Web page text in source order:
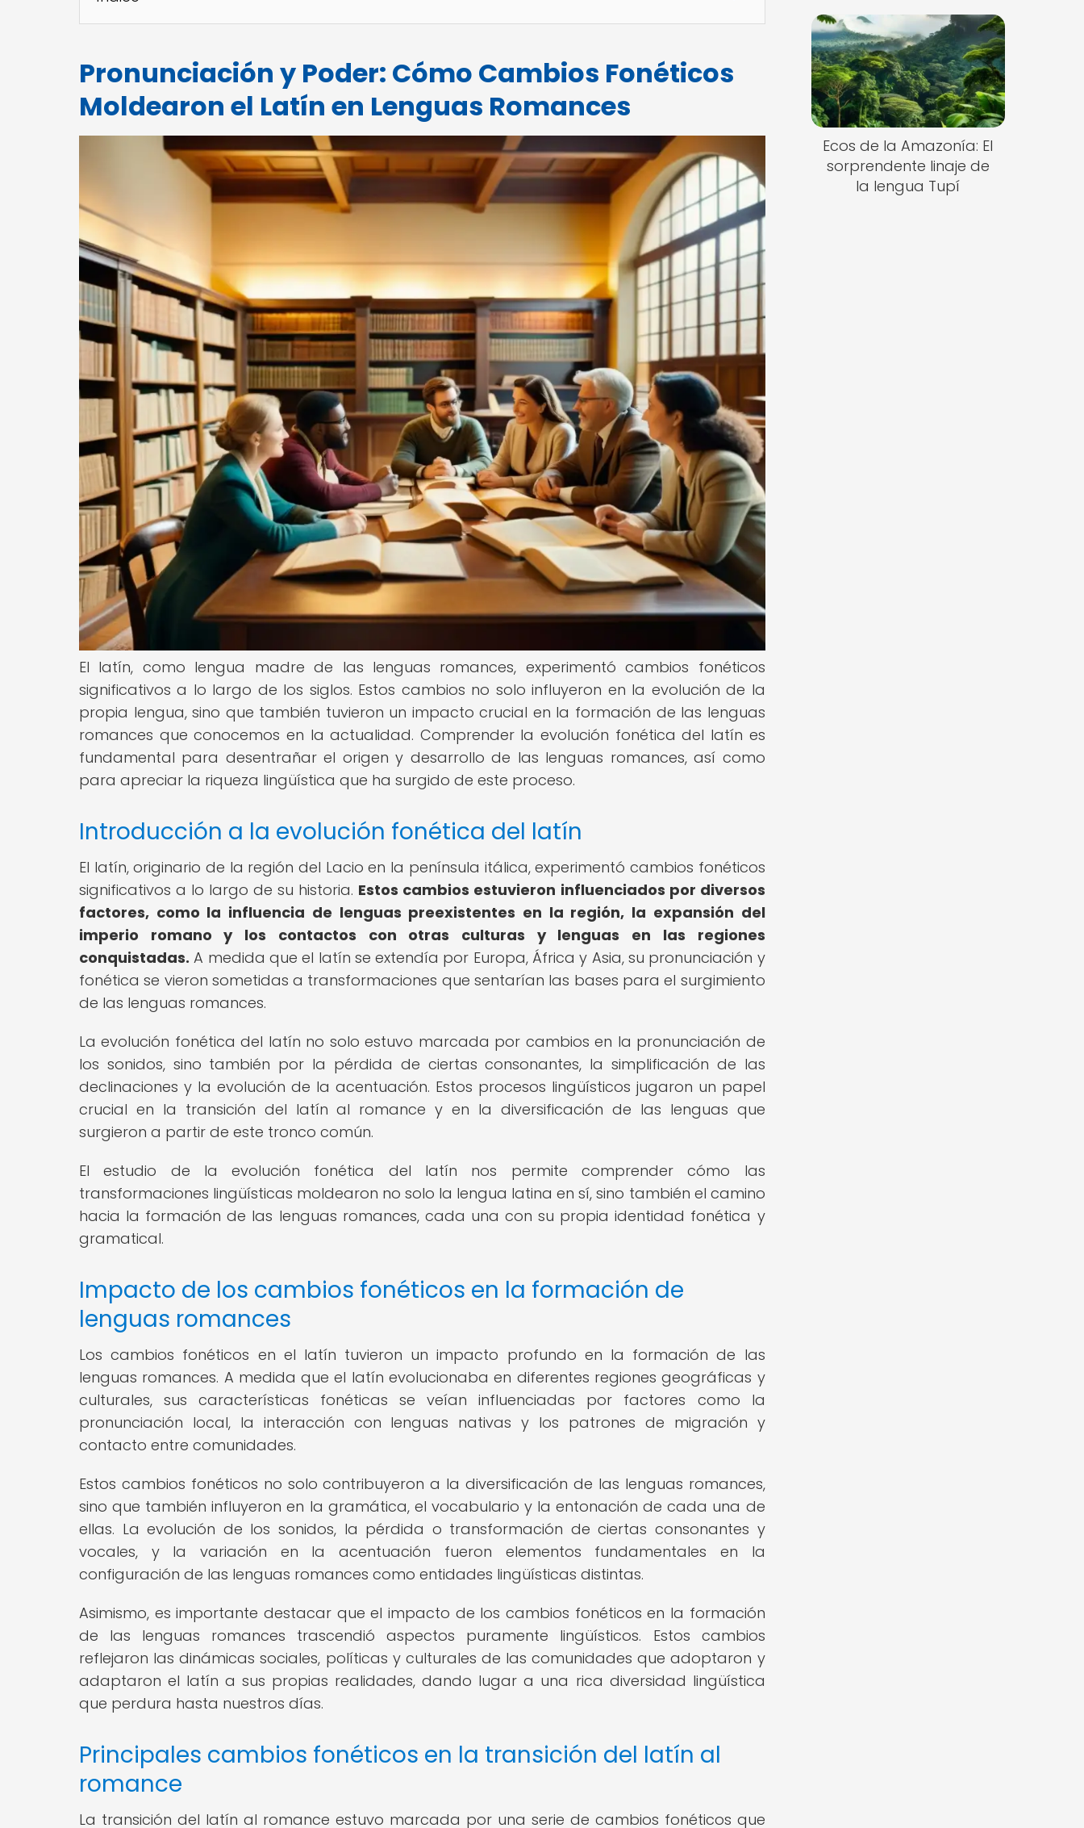
Pronunciación y Poder: Cómo Cambios Fonéticos
Moldearon el Latín en Lenguas Romances
El latín, como lengua madre de las lenguas romances, experimentó cambios fonéticos
significativos a lo largo de los siglos. Estos cambios no solo influyeron en la evolución de la
propia lengua, sino que también tuvieron un impacto crucial en la formación de las lenguas
romances que conocemos en la actualidad. Comprender la evolución fonética del latín es
fundamental para desentrañar el origen y desarrollo de las lenguas romances, así como
para apreciar la riqueza lingüística que ha surgido de este proceso.
Introducción a la evolución fonética del latín
El latín, originario de la región del Lacio en la península itálica, experimentó cambios fonéticos
significativos a lo largo de su historia. Estos cambios estuvieron influenciados por diversos
factores, como la influencia de lenguas preexistentes en la región, la expansión del
imperio romano y los contactos con otras culturas y lenguas en las regiones
conquistadas. A medida que el latín se extendía por Europa, África y Asia, su pronunciación y
fonética se vieron sometidas a transformaciones que sentarían las bases para el surgimiento
de las lenguas romances.
La evolución fonética del latín no solo estuvo marcada por cambios en la pronunciación de
los sonidos, sino también por la pérdida de ciertas consonantes, la simplificación de las
declinaciones y la evolución de la acentuación. Estos procesos lingüísticos jugaron un papel
crucial en la transición del latín al romance y en la diversificación de las lenguas que
surgieron a partir de este tronco común.
El estudio de la evolución fonética del latín nos permite comprender cómo las
transformaciones lingüísticas moldearon no solo la lengua latina en sí, sino también el camino
hacia la formación de las lenguas romances, cada una con su propia identidad fonética y
gramatical.
Impacto de los cambios fonéticos en la formación de
lenguas romances
Los cambios fonéticos en el latín tuvieron un impacto profundo en la formación de las
lenguas romances. A medida que el latín evolucionaba en diferentes regiones geográficas y
culturales, sus características fonéticas se veían influenciadas por factores como la
pronunciación local, la interacción con lenguas nativas y los patrones de migración y
contacto entre comunidades.
Estos cambios fonéticos no solo contribuyeron a la diversificación de las lenguas romances,
sino que también influyeron en la gramática, el vocabulario y la entonación de cada una de
ellas. La evolución de los sonidos, la pérdida o transformación de ciertas consonantes y
vocales, y la variación en la acentuación fueron elementos fundamentales en la
configuración de las lenguas romances como entidades lingüísticas distintas.
Asimismo, es importante destacar que el impacto de los cambios fonéticos en la formación
de las lenguas romances trascendió aspectos puramente lingüísticos. Estos cambios
reflejaron las dinámicas sociales, políticas y culturales de las comunidades que adoptaron y
adaptaron el latín a sus propias realidades, dando lugar a una rica diversidad lingüística
que perdura hasta nuestros días.
Principales cambios fonéticos en la transición del latín al
romance
La transición del latín al romance estuvo marcada por una serie de cambios fonéticos que
Ecos de la Amazonía: El
sorprendente linaje de
la lengua Tupí